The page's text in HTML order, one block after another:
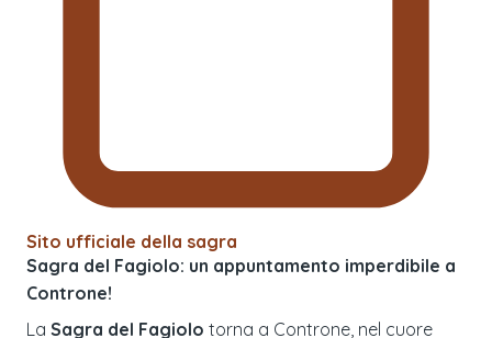
Sito ufficiale della sagra
Sagra del Fagiolo: un appuntamento imperdibile a
Controne!
La Sagra del Fagiolo torna a Controne, nel cuore